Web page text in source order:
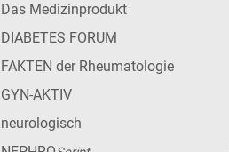
Das Medizinprodukt
DIABETES FORUM
FAKTEN der Rheumatologie
GYN-AKTIV
neurologisch